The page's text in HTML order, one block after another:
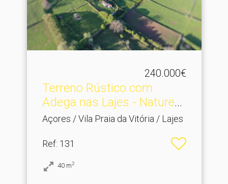
240.000€
Terreno Rústico com
Adega nas Lajes - Naturez.​
..
Açores / Vila Praia da Vitória / Lajes
Ref: 131
40 m2